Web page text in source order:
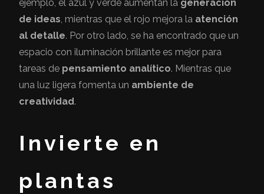
ejemplo, el azul y verde aumentan la generación
de ideas, mientras que el rojo mejora la atención
al detalle. Por otro lado, se ha encontrado que un
espacio con iluminación brillante es mejor para
tareas de pensamiento analítico. Mientras que
una luz ligera fomenta un ambiente de
creatividad.
Invierte en
plantas